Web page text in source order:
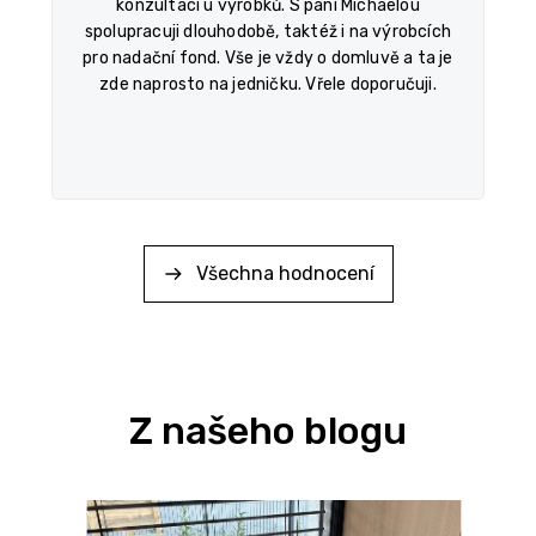
konzultací u výrobků. S paní Michaelou
spolupracuji dlouhodobě, taktéž i na výrobcích
pro nadační fond. Vše je vždy o domluvě a ta je
zde naprosto na jedničku. Vřele doporučuji.
Všechna hodnocení
Z našeho blogu